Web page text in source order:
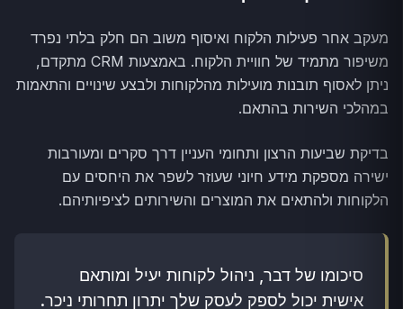
מעקב אחר פעילות הלקוח ואיסוף משוב הם חלק בלתי נפרד
משיפור מתמיד של חוויית הלקוח. באמצעות CRM מתקדם,
ניתן לאסוף תובנות מועילות מהלקוחות ולבצע שינויים והתאמות
במהלכי השירות בהתאם.
בדיקת שביעות הרצון ותחומי העניין דרך סקרים ומעורבות
ישירה מספקת מידע חיוני שעוזר לשפר את היחסים עם
הלקוחות ולהתאים את המוצרים והשירותים לציפיותיהם.
סיכומו של דבר, ניהול לקוחות יעיל ומותאם
אישית יכול לספק לעסק שלך יתרון תחרותי ניכר.